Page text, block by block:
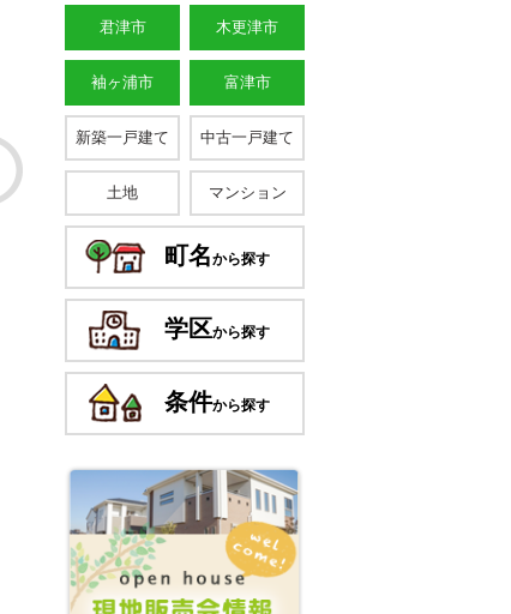
君津市 木更津市
袖ヶ浦市 富津市
新築一戸建て 中古一戸建て
土地 マンション
町名から探す
学区から探す
条件から探す